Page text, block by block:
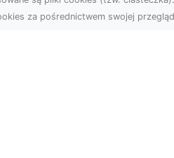
za pośrednictwem swojej